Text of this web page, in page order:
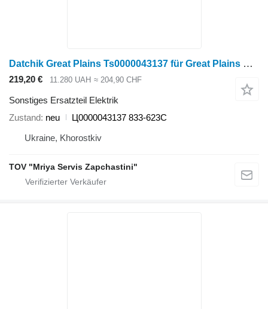
Datchik Great Plains Ts0000043137 für Great Plains Mähdrescher
219,20 € 11.280 UAH ≈ 204,90 CHF
Sonstiges Ersatzteil Elektrik
Zustand neu
Ц0000043137 833-623C
Ukraine, Khorostkiv
TOV "Mriya Servis Zapchastini"